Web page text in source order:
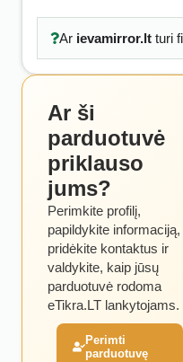
Ar ievamirror.ltturi
Ar ši
parduotuvė
priklauso
jums?
Perimkite profilį,
papildykite informaciją,
pridėkite kontaktus ir
valdykite, kaip jūsų
parduotuvė rodoma
eTikra.LT lankytojams.
Perimti
parduotuvę